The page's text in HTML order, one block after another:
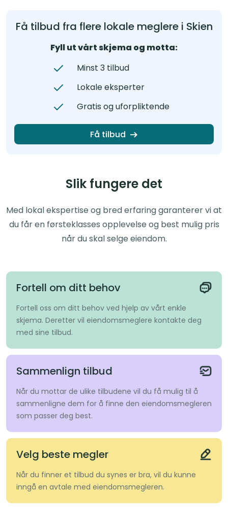
Få tilbud fra flere lokale meglere i Skien
Fyll ut vårt skjema og motta:
Minst 3 tilbud
Lokale eksperter
Gratis og uforpliktende
Få tilbud
Slik fungere det
Med lokal ekspertise og bred erfaring garanterer vi at
du får en førsteklasses opplevelse og best mulig pris
når du skal selge eiendom.
Fortell om ditt behov
Fortell oss om ditt behov ved hjelp av vårt enkle
skjema. Deretter vil eiendomsmeglere kontakte deg
med sine tilbud.
Sammenlign tilbud
Når du mottar de ulike tilbudene vil du få mulig til å
sammenligne dem for å finne den eiendomsmegleren
som passer deg best.
Velg beste megler
Når du finner et tilbud du synes er bra, vil du kunne
inngå en avtale med eiendomsmegleren.